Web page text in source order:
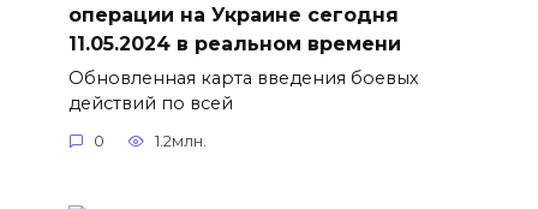
операции на Украине сегодня
11.05.2024 в реальном времени
Обновленная карта введения боевых
действий по всей
0 1.2млн.